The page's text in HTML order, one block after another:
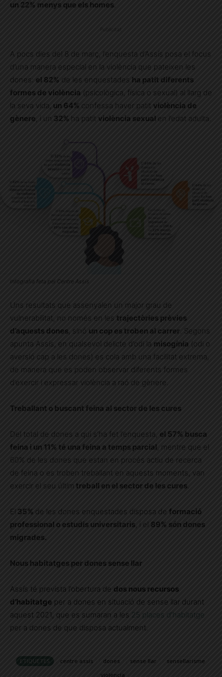
un 22% menys que els homes
A pocs dies del 8 de març, l’enquesta d’Assís posa el focus
d’una manera especial en la violència que pateixen les
dones: el 82% de les enquestades ha patit diferents
formes de violència (psicològica, física o sexual) al llarg de
la seva vida, un 64% confessa haver patit violència de
gènere, i un 32% ha patit violència sexual en l’edat adulta.
Infografia feta pel Centre Assís
Uns resultats que assenyalen un major grau de
vulnerabilitat, no només en les trajectòries prèvies
d’aquests dones, sinó un cop es troben al carrer . Segons
apunta Assís, en qualsevol delicte d’odi la misogínia (odi o
aversió cap a les dones) es cola amb una facilitat extrema,
de manera que es poden observar diferents formes
d’exercir i expressar violència a raó de gènere.
Treballant o buscant feina al sector de les cures
Del total de dones a qui s’ha fet l’enquesta, el 57% busca
feina i un 11% té una feina a temps parcial
, mentre que el
60% de les dones que estan en procés actiu de recerca
de feina o es troben treballant en aquests moments, van
exercir el seu últim treball en el sector de les cures.
El 35% de les dones enquestades disposa de formació
professional o estudis universitaris , i el 89% són dones
migrades.
Nous habitatges per dones sense llar
Assís té prevista l’obertura de dos nous recursos
d’habitatge per a dones en situació de sense llar durant
aquest 2021, que es sumaran a les 25 places d’habitatge
per a dones de que disposa actualment.
ETIQUETES centre assis dones sense llar
sensellarisme
violencia